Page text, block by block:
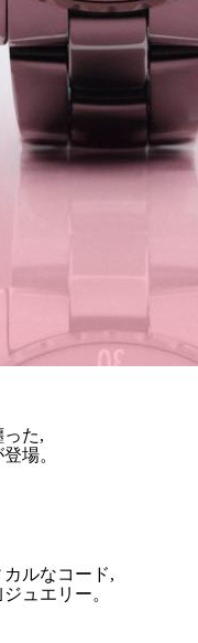
た,
場。
ルなコード,
ュエリー。